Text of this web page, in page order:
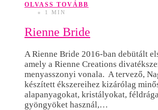
OLVASS TOVÁBB
1 MIN
Rienne Bride
A Rienne Bride 2016-ban debütált
amely a Rienne Creations
menyasszonyi vonala. A tervező,
készített ékszereihez kizárólag
alapanyagokat, kristályokat,
gyöngyöket használ,…